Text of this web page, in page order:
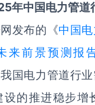
年中国电力管道
发布的《中国
来前景预测报
国电力管道行
设的推进稳步增